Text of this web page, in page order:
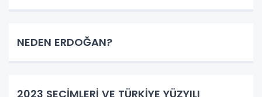
NEDEN ERDOĞAN?
2023 SEÇİMLERİ VE TÜRKİYE YÜZYILI